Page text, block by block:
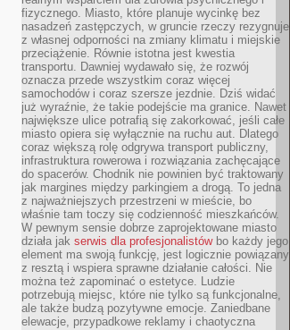
fizycznego. Miasto, które planuje wycinkę bez
nasadzeń zastępczych, w gruncie rzeczy rezygnuje
z własnej odporności na zmiany klimatu i miejskie
przeciążenie. Równie istotna jest kwestia
transportu. Dawniej wydawało się, że rozwój
oznacza przede wszystkim coraz więcej
samochodów i coraz szersze jezdnie. Dziś widać
już wyraźnie, że takie podejście ma granice. Nawet
największe ulice potrafią się zakorkować, jeśli całe
miasto opiera się wyłącznie na ruchu aut. Dlatego
coraz większą rolę odgrywa transport publiczny,
infrastruktura rowerowa i rozwiązania zachęcające
do spacerów. Chodnik nie powinien być traktowany
jak margines między parkingiem a drogą. To jedna
z najważniejszych przestrzeni w mieście, bo
właśnie tam toczy się codzienność mieszkańców.
W pewnym sensie dobrze zaprojektowane miasto
działa jak serwis dla profesjonalistówbo każdy jego
element ma swoją funkcję, jest logicznie powiązany
z resztą i wspiera sprawne działanie całości. Nie
można też zapominać o estetyce. Ludzie
potrzebują miejsc, które nie tylko są funkcjonalne,
ale także budzą pozytywne emocje. Zaniedbane
elewacje, przypadkowe reklamy i chaotyczna